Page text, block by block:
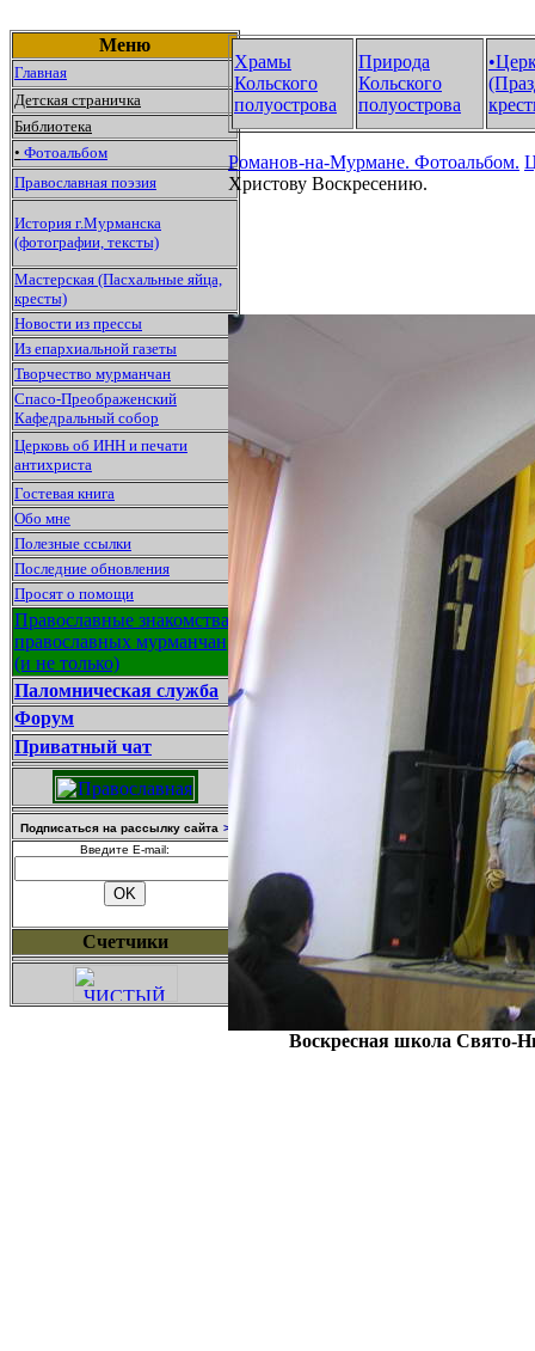
Меню
Главная
Детская страничка
Библиотека
• Фотоальбом
Православная поэзия
История г.Мурманска
(фотографии, тексты)
Мастерская (Пасхальные яйца,
кресты)
Новости из прессы
Из епархиальной газеты
Творчество мурманчан
Спасо-Преображенский
Кафедральный собор
Церковь об ИНН и печати
антихриста
Гостевая книга
Обо мне
Полезные ссылки
Последние обновления
Просят о помощи
Православные знакомства
православных мурманчан
(и не только)
Паломническая служба
Форум
Приватный чат
Подписаться на рассылку сайта >
Введите E-mail:
Счетчики
Храмы
Кольского
полуострова
Природа
Кольского
полуострова
Романов-на-Мурмане. Фотоальбом.
Христову Воскресению.
Воскресная школа Свято-